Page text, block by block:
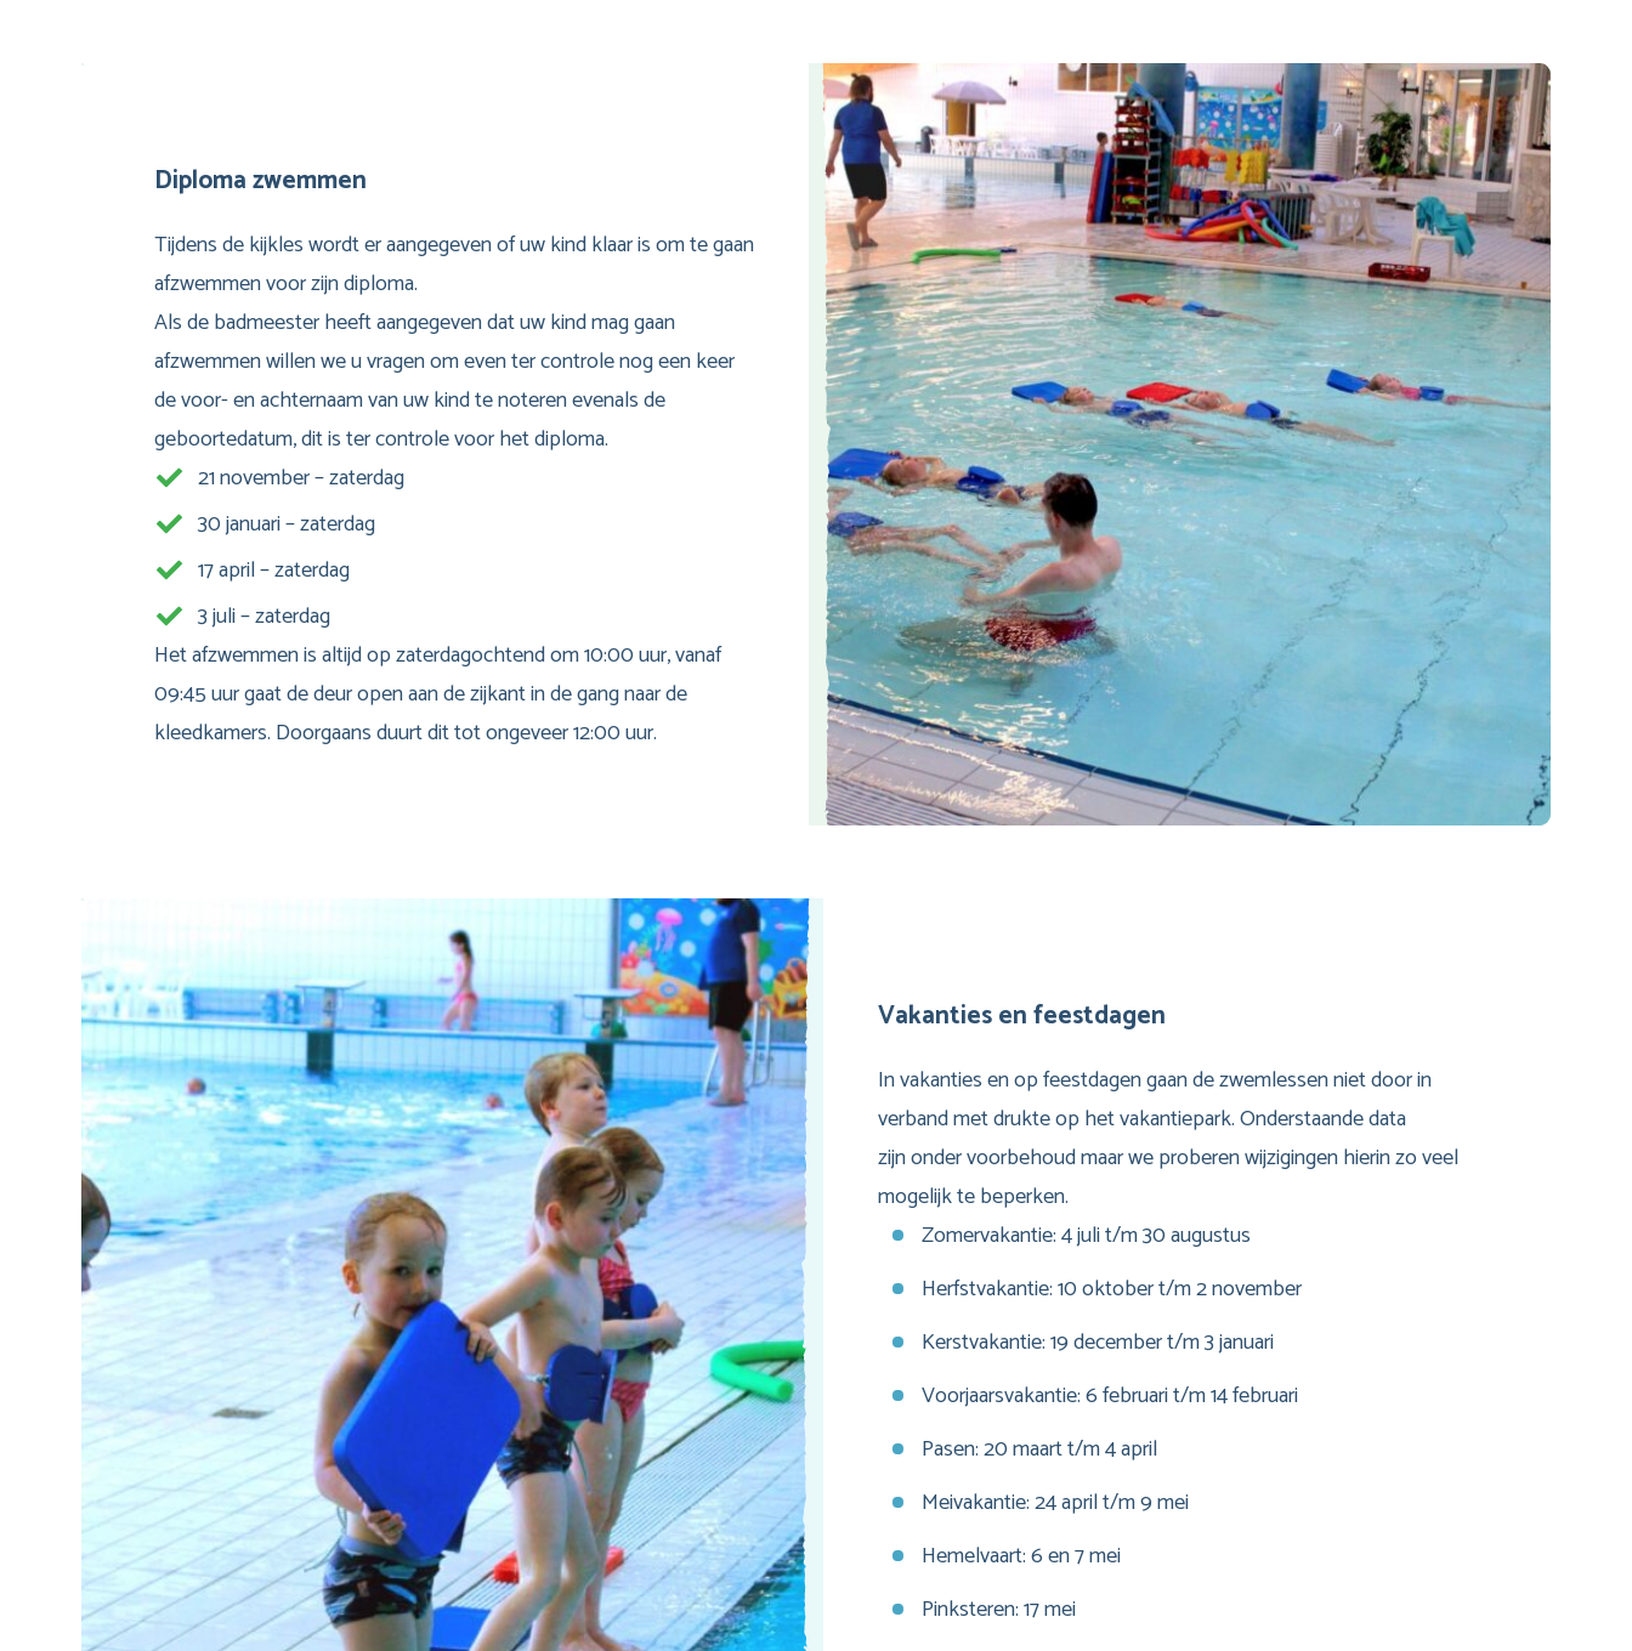
Diploma zwemmen
Tijdens de kijkles wordt er aangegeven of uw kind klaar is om te gaan
afzwemmen voor zijn diploma.
Als de badmeester heeft aangegeven dat uw kind mag gaan
afzwemmen willen we u vragen om even ter controle nog een keer
de voor- en achternaam van uw kind te noteren evenals de
geboortedatum, dit is ter controle voor het diploma.
21 november – zaterdag
30 januari – zaterdag
17 april – zaterdag
3 juli – zaterdag
Het afzwemmen is altijd op zaterdagochtend om 10:00 uur, vanaf
09:45 uur gaat de deur open aan de zijkant in de gang naar de
kleedkamers. Doorgaans duurt dit tot ongeveer 12:00 uur.
Vakanties en feestdagen
In vakanties en op feestdagen gaan de zwemlessen niet door in
verband met drukte op het vakantiepark. Onderstaande data
zijn onder voorbehoud maar we proberen wijzigingen hierin zo veel
mogelijk te beperken.
Zomervakantie: 4 juli t/m 30 augustus
Herfstvakantie: 10 oktober t/m 2 november
Kerstvakantie: 19 december t/m 3 januari
Voorjaarsvakantie: 6 februari t/m 14 februari
Pasen: 20 maart t/m 4 april
Meivakantie: 24 april t/m 9 mei
Hemelvaart: 6 en 7 mei
Pinksteren: 17 mei